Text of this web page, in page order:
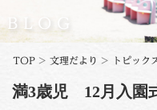
入園案内
年間行事
BLOG
TOP > 文理だより > トピック
満3歳児 12月入園